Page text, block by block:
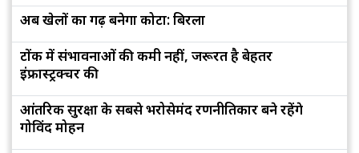
अब खेलों का गढ़ बनेगा कोटा: बिरला
टोंक में संभावनाओं की कमी नहीं, जरूरत है बेहतर
इंफ्रास्ट्रक्चर की
आंतरिक सुरक्षा के सबसे भरोसेमंद रणनीतिकार बने रहेंगे
गोविंद मोहन